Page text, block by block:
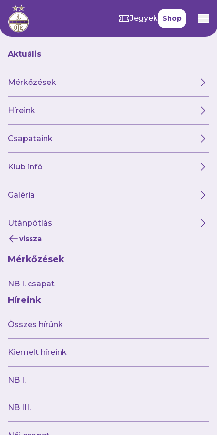
Jegyek Shop
Aktuális
Mérkőzések
Híreink
Csapataink
Klub infó
Galéria
Utánpótlás
vissza
Mérkőzések
NB I. csapat
Híreink
Összes hírünk
Kiemelt híreink
NB I.
NB III.
2025.02.17
Ezüst- és bronzérmet szereztek
utánpótláscsapataink Törökbálinton
2025.02.17